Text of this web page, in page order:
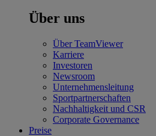
Über uns
Über TeamViewer
Karriere
Investoren
Newsroom
Unternehmensleitung
Sportpartnerschaften
Nachhaltigkeit und CSR
Corporate Governance
Preise